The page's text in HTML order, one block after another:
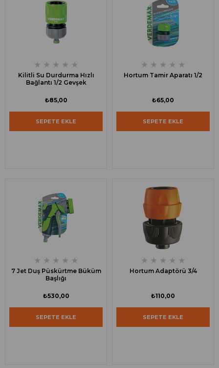
★ ★ ★ ★ ★
Kilitli Su Durdurma Hızlı
Bağlantı 1/2 Gevşek
₺85,00
SEPETE EKLE
★ ★ ★ ★ ★
Hortum Tamir Aparatı 1/2
₺65,00
SEPETE EKLE
★ ★ ★ ★ ★
7 Jet Duş Püskürtme Büküm
Başlığı
₺530,00
SEPETE EKLE
★ ★ ★ ★ ★
Hortum Adaptörü 3/4
₺110,00
SEPETE EKLE